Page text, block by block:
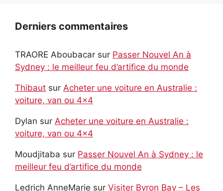
Derniers commentaires
TRAORE Aboubacar sur Passer Nouvel An à
Sydney : le meilleur feu d’artifice du monde
Thibaut sur Acheter une voiture en Australie :
voiture, van ou 4×4
Dylan sur Acheter une voiture en Australie :
voiture, van ou 4×4
Moudjitaba sur Passer Nouvel An à Sydney : le
meilleur feu d’artifice du monde
Ledrich AnneMarie sur Visiter Byron Bay – Les